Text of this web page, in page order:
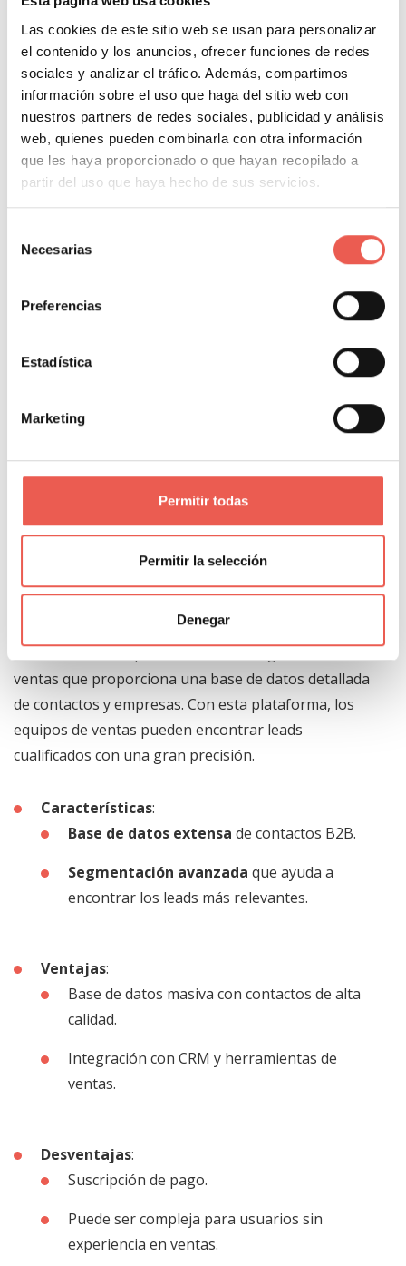
Las cookies de este sitio web se usan para personalizar
el contenido y los anuncios, ofrecer funciones de redes
sociales y analizar el tráfico. Además, compartimos
información sobre el uso que haga del sitio web con
nuestros partners de redes sociales, publicidad y análisis
web, quienes pueden combinarla con otra información
que les haya proporcionado o que hayan recopilado a
partir del uso que haya hecho de sus servicios.
Necesarias
Preferencias
Estadística
Marketing
Permitir todas
Permitir la selección
Denegar
automatizar y personalizar sus campañas de
marketing. Esta plataforma es ideal para empresas
que gestionan grandes volúmenes de leads y
necesitan realizar un seguimiento avanzado.
Características:
Automatización avanzadade marketing.
Ventajas
Integración con plataformas de ventas y
Desventajas:
Es una de las opciones más caras.
Requiere capacitación para su uso completo.
5. ZoomInfo
ZoomInfo es una plataforma de inteligencia de
ventas que proporciona una base de datos detallada
de contactos y empresas. Con esta plataforma, los
equipos de ventas pueden encontrar leads
cualificados con una gran precisión.
Características:
Base de datos extensa de contactos B2B.
Segmentación avanzada que ayuda a
encontrar los leads más relevantes.
Ventajas:
Base de datos masiva con contactos de alta
calidad.
Integración con CRM y herramientas de
ventas.
Desventajas:
Suscripción de pago.
Puede ser compleja para usuarios sin
experiencia en ventas.